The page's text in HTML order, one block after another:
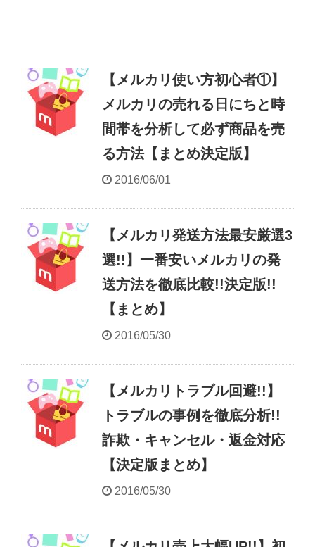
【メルカリ使い方初心者①】
メルカリの売れる日にちと時
間帯を分析して必ず商品を売
る方法【まとめ決定版】
2016/06/01
【メルカリ発送方法最安厳選3
選!!】一番安いメルカリの発
送方法を徹底比較!!決定版!!
【まとめ】
2016/05/30
【メルカリトラブル回避!!】
トラブルの事例を徹底分析!!
詐欺・キャンセル・返金対応
【決定版まとめ】
2016/05/30